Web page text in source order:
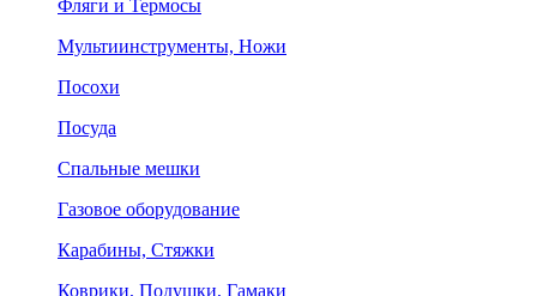
Фляги и Термосы
Мультиинструменты, Ножи
Посохи
Посуда
Спальные мешки
Газовое оборудование
Карабины, Стяжки
Коврики, Подушки, Гамаки